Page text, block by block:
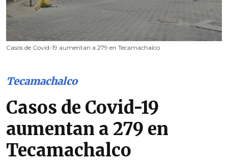
Casos de Covid-19 aumentan a 279 en Tecamachalco
Tecamachalco
Casos de Covid-19
aumentan a 279 en
Tecamachalco